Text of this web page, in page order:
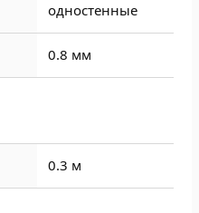
одностенные
0.8 мм
0.3 м